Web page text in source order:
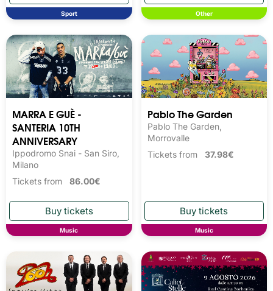
Sport Other
MARRA E GUÈ -
SANTERIA 10TH
ANNIVERSARY
Ippodromo Snai - San Siro,
Milano
Tickets from 86.00€
Music
Pablo The Garden
Pablo The Garden,
Morrovalle
Tickets from 37.98€
Music